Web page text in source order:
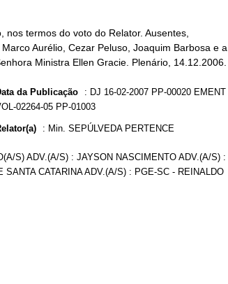
termos do voto do Relator. Ausentes,
Aurélio, Cezar Peluso, Joaquim Barbosa e a
Ministra Ellen Gracie. Plenário, 14.12.2006.
da Publicação : DJ 16-02-2007 PP-00020 EMENT
02264-05 PP-01003
: Min. SEPÚLVEDA PERTENCE
S) ADV.(A/S) : JAYSON NASCIMENTO ADV.(A/S) :
CATARINA ADV.(A/S) : PGE-SC - REINALDO